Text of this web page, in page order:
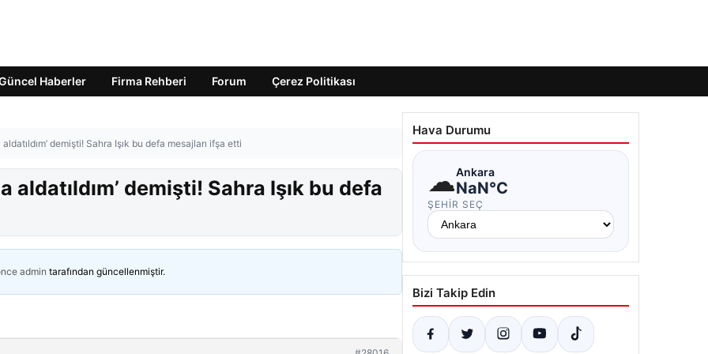
Haberler Firma Rehberi Forum Çerez Politikası
demişti! Sahra Işık bu defa mesajları ifşa etti
aldatıldım’ demişti! Sahra Işık bu defa
admin tarafından güncellenmiştir.
Hava Durumu
☁Ankara
NaN°C
ŞEHIR SEÇ
Bizi Takip Edin